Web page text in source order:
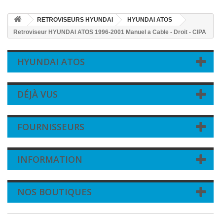
RETROVISEURS HYUNDAI
HYUNDAI ATOS
Retroviseur HYUNDAI ATOS 1996-2001 Manuel a Cable - Droit - CIPA
HYUNDAI ATOS
DÉJÀ VUS
FOURNISSEURS
INFORMATION
NOS BOUTIQUES